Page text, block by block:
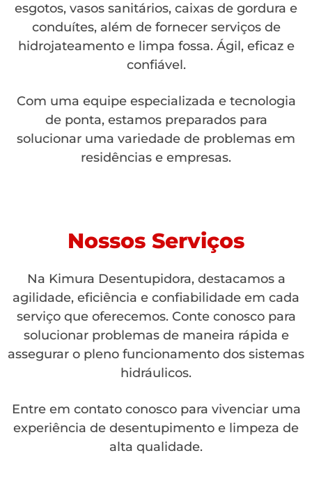
esgotos, vasos sanitários, caixas de gordura e
conduítes, além de fornecer serviços de
hidrojateamento e limpa fossa. Ágil, eficaz e
confiável.
Com uma equipe especializada e tecnologia
de ponta, estamos preparados para
solucionar uma variedade de problemas em
residências e empresas.
Nossos Serviços
Na Kimura Desentupidora, destacamos a
agilidade, eficiência e confiabilidade em cada
serviço que oferecemos. Conte conosco para
solucionar problemas de maneira rápida e
assegurar o pleno funcionamento dos sistemas
hidráulicos.
Entre em contato conosco para vivenciar uma
experiência de desentupimento e limpeza de
alta qualidade.